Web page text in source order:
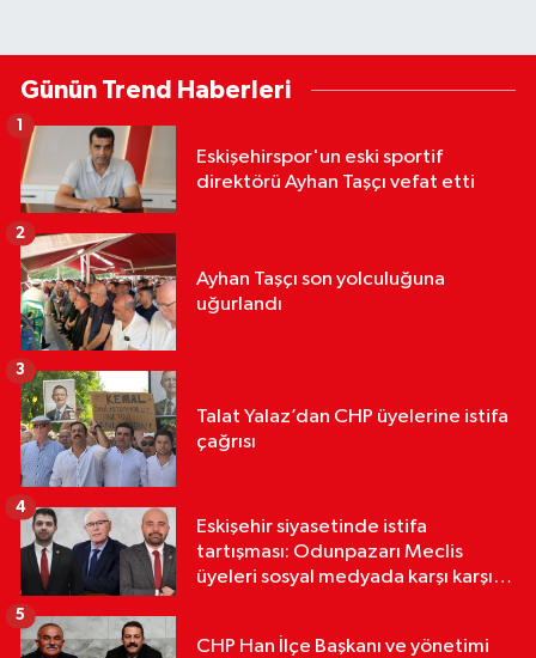
Günün Trend Haberleri
Eskişehirspor'un eski sportif
direktörü Ayhan Taşçı vefat etti
1
Ayhan Taşçı son yolculuğuna
uğurlandı
2
Talat Yalaz’dan CHP üyelerine istifa
çağrısı
3
Eskişehir siyasetinde istifa
tartışması: Odunpazarı Meclis
üyeleri sosyal medyada karşı karşıya
4
CHP Han İlçe Başkanı ve yönetimi
5